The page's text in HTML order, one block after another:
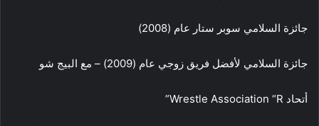
جائزة السلامي سوبر ستار عام (2008)
جائزة السلامي لأفضل فريق زوجي عام (2009) – مع البيج شو
أتحاد Wrestle Association “R”